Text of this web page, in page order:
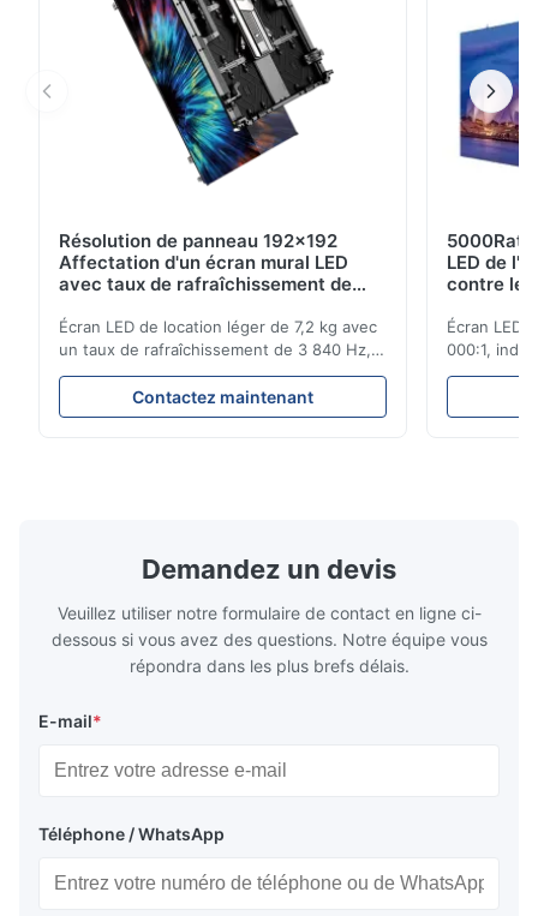
Résolution de panneau 192x192
Affectation d'un écran mural LED
avec taux de rafraîchissement de
Écran LED de location léger de 7,2 kg avec
un taux de rafraîchissement de 3 840 Hz,
une luminosité de 700 cd/m² et une
résolution de 192 x 192. Idéal pour les
événements en direct avec une installation
Contactez maintenant
LED de
contre
Écran LED
000:1,
élevée,
Demandez un devis
Veuillez utiliser notre formulaire de contact en ligne ci-
dessous si vous avez des questions. Notre équipe vous
répondra dans les plus brefs délais.
E-mail*
Téléphone / WhatsApp